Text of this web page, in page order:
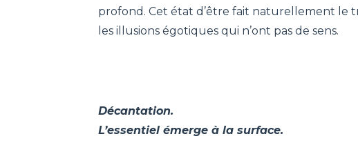
profond. Cet état d’être fait naturellement le
les illusions égotiques qui n’ont pas de sens.
Décantation.
L’essentiel émerge à la surface.